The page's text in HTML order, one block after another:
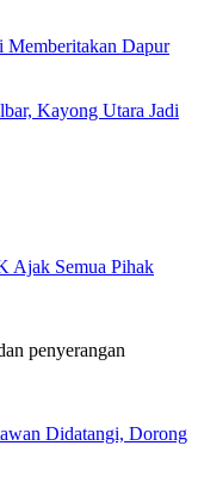
Memberitakan Dapur
Kayong Utara Jadi
Ajak Semua Pihak
penyerangan
Didatangi, Dorong